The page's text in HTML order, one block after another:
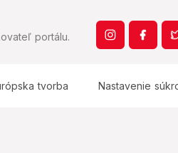
portálu.
tvorba Nastavenie